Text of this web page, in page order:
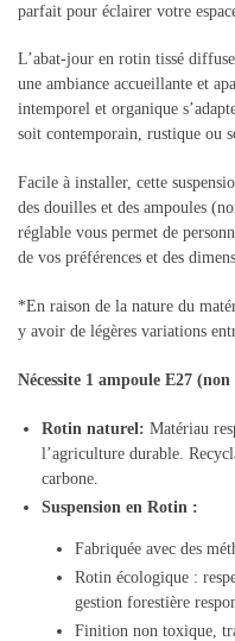
parfait pour éclairer votre
L’abat-jour en rotin tissé
une ambiance accueillante et
intemporel et organique
soit contemporain, rustique ou
Facile à installer, cette
des douilles et des ampoules
réglable vous permet de
de vos préférences et des
*En raison de la nature du
y avoir de légères variations
Nécessite 1 ampoule E27 (non
Rotin naturel: Matériau
l’agriculture durable.
carbone.
Suspension en Rotin :
Fabriquée avec des
Rotin écologique :
gestion forestière
Finition non toxique,